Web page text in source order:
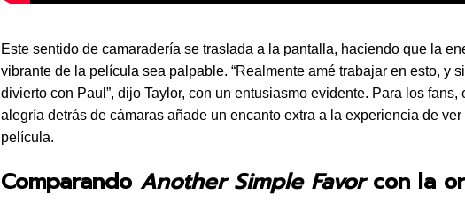
Este sentido de camaradería se traslada a la pantalla, haciendo que la
vibrante de la película sea palpable. “Realmente amé trabajar en esto, y
divierto con Paul”, dijo Taylor, con un entusiasmo evidente. Para los fans,
alegría detrás de cámaras añade un encanto extra a la experiencia de ver
película.
Comparando Another Simple Favorcon la